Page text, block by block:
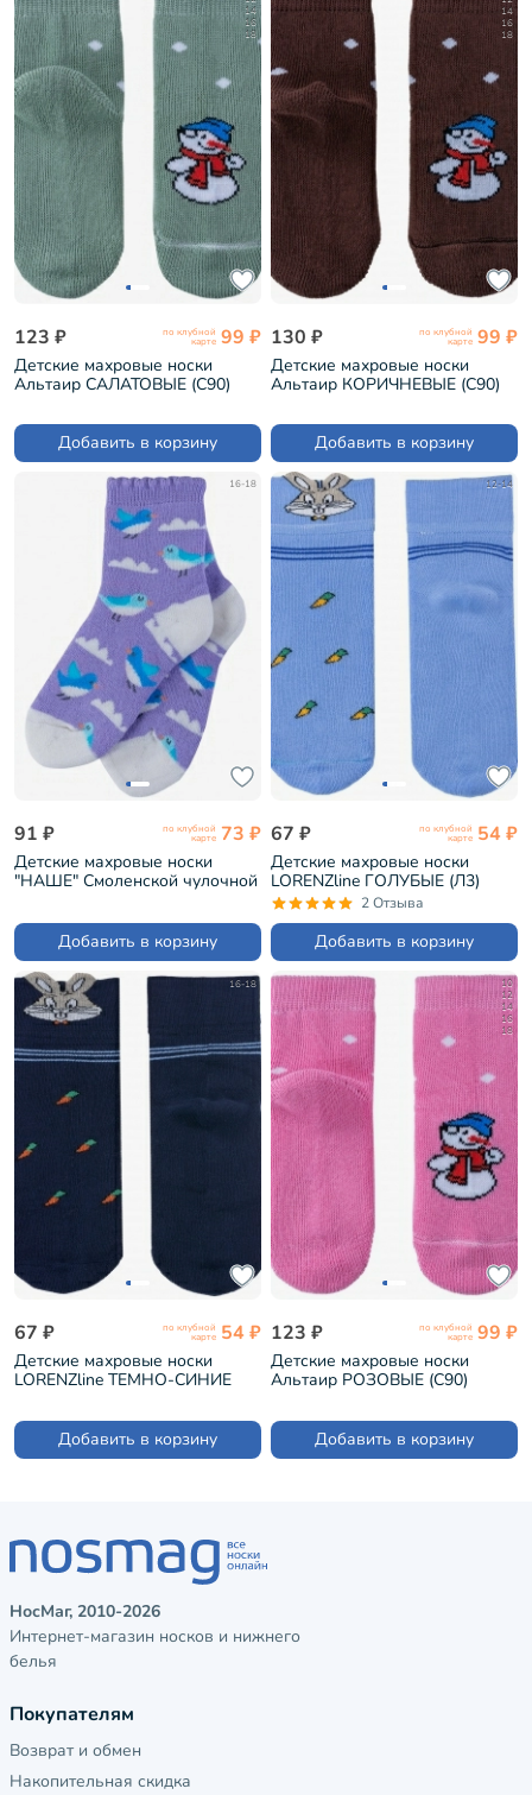
14
16
18
123 ₽ по клубной
карте 99 ₽
Детские махровые носки
Альтаир САЛАТОВЫЕ (С90)
Добавить в корзину
14
16
18
130 ₽ по клубной
карте 99 ₽
Детские махровые носки
Альтаир КОРИЧНЕВЫЕ (С90)
Добавить в корзину
16-18
91 ₽ по клубной
карте 73 ₽
Детские махровые носки
"НАШЕ" Смоленской чулочной
№12-2 (232С13)
Добавить в корзину
12-14
67 ₽ по клубной
карте 54 ₽
Детские махровые носки
LORENZline ГОЛУБЫЕ (Л3)
2 Отзыва
Добавить в корзину
16-18
67 ₽ по клубной
карте 54 ₽
Детские махровые носки
LORENZline ТЕМНО-СИНИЕ
Добавить в корзину
10
12
14
16
18
123 ₽ по клубной
карте 99 ₽
Детские махровые носки
Альтаир РОЗОВЫЕ (С90)
Добавить в корзину
НосМаг, 2010-2026
Интернет-магазин носков и нижнего
белья
Покупателям
Возврат и обмен
Накопительная скидка